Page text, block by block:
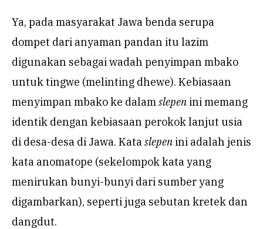
Ya, pada masyarakat Jawa benda serupa
dompet dari anyaman pandan itu lazim
digunakan sebagai wadah penyimpan mbako
untuk tingwe (melinting dhewe). Kebiasaan
menyimpan mbako ke dalam slepen ini memang
identik dengan kebiasaan perokok lanjut usia
di desa-desa di Jawa. Kata slepen ini adalah jenis
kata anomatope (sekelompok kata yang
menirukan bunyi-bunyi dari sumber yang
digambarkan), seperti juga sebutan kretek dan
dangdut.